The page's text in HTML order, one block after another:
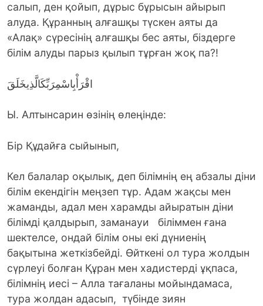
салып, ден қойып, дұрыс бұрысын айырып
алуда. Құранның алғашқы түскен аяты да
«Алақ» сүресінің алғашқы бес аяты, біздерге
білім алуды парыз қылып тұрған жоқ па?!
اقْرَأْبِاسْمِرَبِّكَالَّذِيخَلَقَ
Ы. Алтынсарин өзінің өлеңінде:
Бір Құдайға сыйынып,
Кел балалар оқылық, деп білімнің ең абзалы діни
білім екендігін меңзеп тұр. Адам жақсы мен
жаманды, адал мен харамды айыратын діни
білімді қалдырып, заманауи біліммен ғана
шектелсе, ондай білім оны екі дүниенің
бақытына жеткізбейді. Өйткені ол тура жолдын
сүрлеуі болған Құран мен хадистерді ұқпаса,
білімнің иесі – Алла тағаланы мойындамаса,
тура жолдан адасып, түбінде зиян